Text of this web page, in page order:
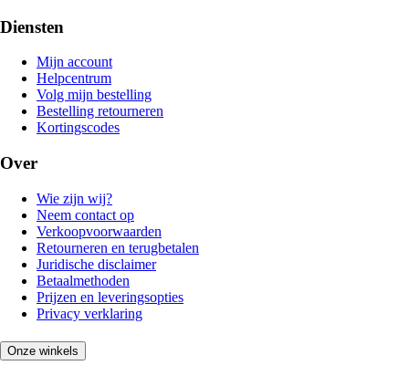
Diensten
Mijn account
Helpcentrum
Volg mijn bestelling
Bestelling retourneren
Kortingscodes
Over
Wie zijn wij?
Neem contact op
Verkoopvoorwaarden
Retourneren en terugbetalen
Juridische disclaimer
Betaalmethoden
Prijzen en leveringsopties
Privacy verklaring
Onze winkels